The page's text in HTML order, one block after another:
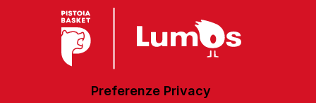
Preferenze Privacy